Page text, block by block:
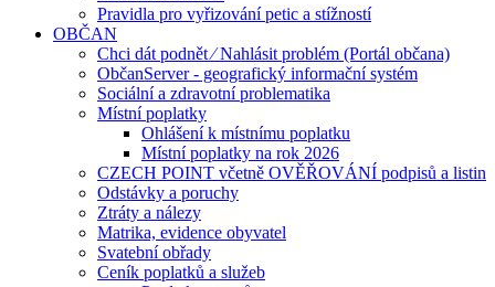
Pravidla pro vyřizování petic a stížností
OBČAN
Chci dát podnět ⁄ Nahlásit problém (Portál občana)
ObčanServer - geografický informační systém
Sociální a zdravotní problematika
Místní poplatky
Ohlášení k místnímu poplatku
Místní poplatky na rok 2026
CZECH POINT včetně OVĚŘOVÁNÍ podpisů a listin
Odstávky a poruchy
Ztráty a nálezy
Matrika, evidence obyvatel
Svatební obřady
Ceník poplatků a služeb